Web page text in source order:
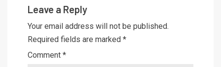
Leave a Reply
Your email address will not be published.
Required fields are marked *
Comment *